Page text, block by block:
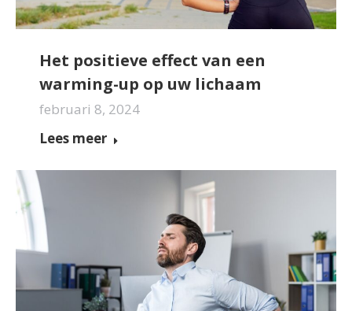
Het positieve effect van een
warming-up op uw lichaam
februari 8, 2024
Lees meer